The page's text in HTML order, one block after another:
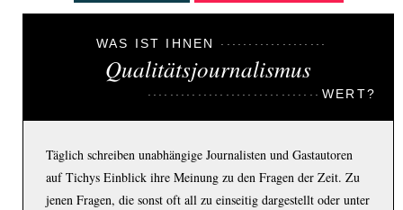
WAS IST IHNEN
Qualitätsjournalismus
WERT?
Täglich schreiben unabhängige Journalisten und Gastautoren
auf Tichys Einblick ihre Meinung zu den Fragen der Zeit. Zu
jenen Fragen, die sonst oft all zu einseitig dargestellt oder unter